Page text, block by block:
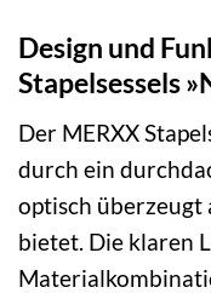
Design und
Stapelsessels
Der MERXX
durch ein
optisch überzeugt
bietet. Die klaren